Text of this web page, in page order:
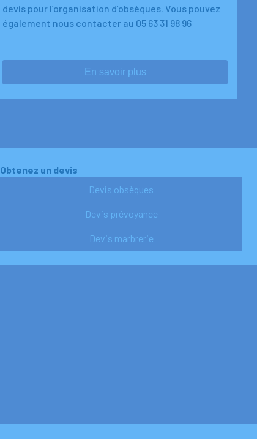
devis pour l’organisation d’obsèques. Vous pouvez
également nous contacter au 05 63 31 98 96
En savoir plus
Obtenez un devis
Devis obsèques
Devis prévoyance
Devis marbrerie